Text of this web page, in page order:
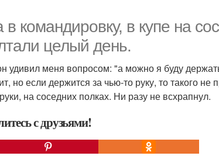
командировку, в купе на
целый день.
удивил меня вопросом: "а можно я буду
но если держится за чью-то руку, то такого
на соседних полках. Ни разу не всхрапнул.
с друзьями!